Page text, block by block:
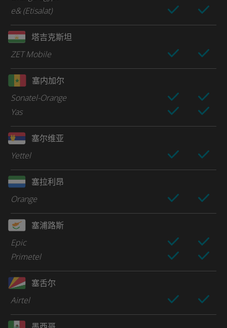
e& (Etisalat)
塔吉克斯坦
ZET Mobile
塞内加尔
Sonatel-Orange
Yas
塞尔维亚
Yettel
塞拉利昂
Orange
塞浦路斯
Epic
Primetel
塞舌尔
Airtel